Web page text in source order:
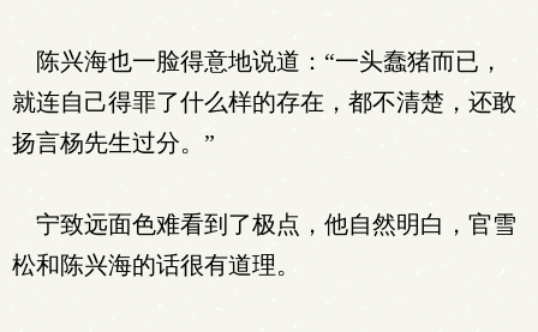
陈兴海也一脸得意地说道：“一头蠢猪而已，
就连自己得罪了什么样的存在，都不清楚，还敢
扬言杨先生过分。”
宁致远面色难看到了极点，他自然明白，官雪
松和陈兴海的话很有道理。